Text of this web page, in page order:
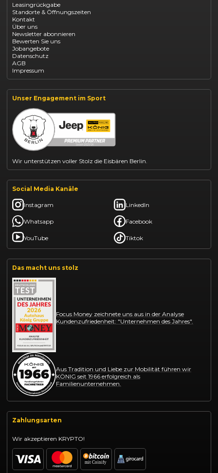
Opel Astra leasen
Opel Mokka kaufen
Opel Grandland finanzieren
Opel Vivaro Gewerbeleasing
Fiat 500 finanzieren
Fiat Panda leasen
Dacia Duster finanzieren
Dacia Sandero kaufen
Dacia Jogger leasen
Jeep Compass leasen
Jeep Renegade finanzieren
Suzuki Swift finanzieren
BYD Dolphin finanzieren
Kia Ceed finanzieren
Kia Sportage leasen
Mazda CX-30 finanzieren
Citroën C3 leasen
Leasingrückgabe
Standorte & Öffnungszeiten
Kontakt
Über uns
Newsletter abonnieren
Bewerten Sie uns
Jobangebote
Datenschutz
AGB
Impressum
Unser Engagement im Sport
Wir unterstützen voller Stolz die Eisbären Berlin.
Social Media Kanäle
Instagram LinkedIn
Whatsapp Facebook
YouTube Tiktok
Das macht uns stolz
Focus Money zeichnete uns aus in der Analyse
Kundenzufriedenheit: "Unternehmen des Jahres".
Aus Tradition und Liebe zur Mobilität führen wir
KÖNIG seit 1966 erfolgreich als
Familienunternehmen.
Zahlungsarten
Wir akzeptieren KRYPTO!